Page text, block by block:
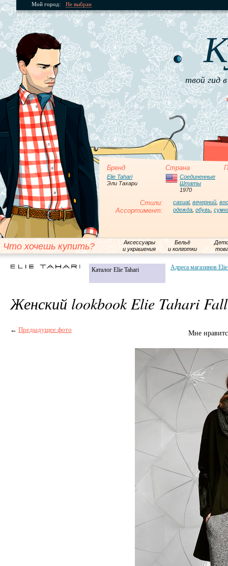
Мой город: Не выбран
твой гид
Бренд Страна
Elie Tahari
Эли Тахари
Соединенные
Штаты
1970
Стили: casual, вечерний
Ассортимент: одежда обувь
Что хочешь купить?
Аксессуары
и украшения
Бельё
и колготки
Каталог Elie Tahari Адреса магазинов
Женский lookbook Elie Tahari
← Предыдущее фото Мне